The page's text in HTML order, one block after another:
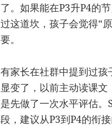
了。如果能在P3升P4的
过这道坎，孩子会觉得“
要。
有家长在社群中提到过
显变了，以前主动读课
是先做了一次水平评估
段，建议从P3到P4的衔